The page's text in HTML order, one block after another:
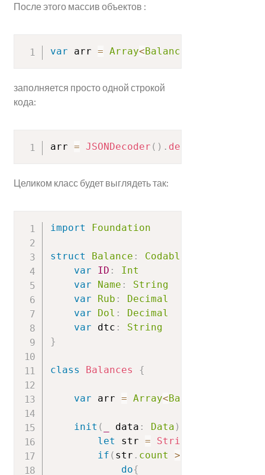
После этого массив объектов :
var arr = Array<Balance
заполняется просто одной строкой
кода:
arr = JSONDecoder ( ) . decode
Целиком класс будет выглядеть так:
import Foundation
struct Balance : Codable
var
ID :
Int
var
Name :
String
var
Rub :
Decimal
var
Dol :
Decimal
var dtc :
String
}
class Balances {
var arr = Array<Balance
init ( data : Data )
let
str = String
if ( str . count >
do{